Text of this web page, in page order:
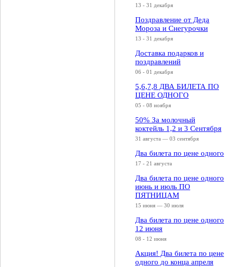
13 - 31 декабря
Поздравление от Деда
Мороза и Снегурочки
13 - 31 декабря
Доставка подарков и
поздравлений
06 - 01 декабря
5,6,7,8 ДВА БИЛЕТА ПО
ЦЕНЕ ОДНОГО
05 - 08 ноября
50% За молочный
коктейль 1,2 и 3 Сентября
31 августа — 03 сентября
Два билета по цене одного
17 - 21 августа
Два билета по цене одного
июнь и июль ПО
ПЯТНИЦАМ
15 июня — 30 июля
Два билета по цене одного
12 июня
08 - 12 июня
Акция! Два билета по цене
одного до конца апреля